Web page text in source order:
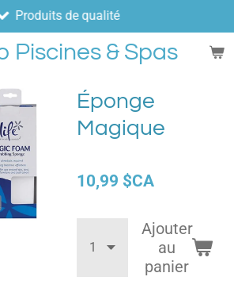
Piscines & Spas
Produits de qualité
Éponge
Magique
10,99 $CA
Ajouter
au
panier